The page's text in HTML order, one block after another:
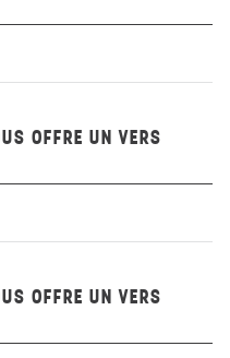
OFFRE UN VERS
OFFRE UN VERS